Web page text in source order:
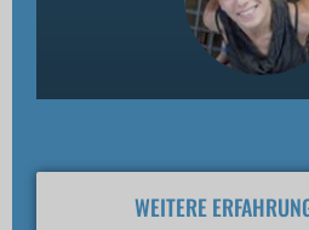
WEITERE